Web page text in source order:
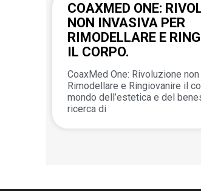
COAXMED ONE:
NON INVASIVA PER
RIMODELLARE E
IL CORPO.
CoaxMed One: Rivoluzione
Rimodellare e Ringiovanire il
mondo dell’estetica e del
ricerca di